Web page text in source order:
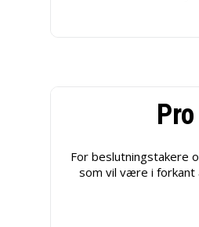
Pro
For beslutningstakere
som vil være i forkant